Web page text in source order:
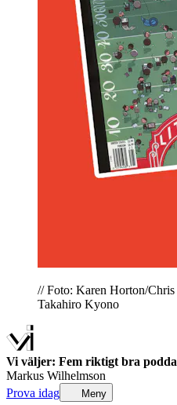
// Foto: Karen Horton/
Takahiro Kyono
Vi väljer: Fem riktigt bra
Markus Wilhelmson
Prova idag
Meny